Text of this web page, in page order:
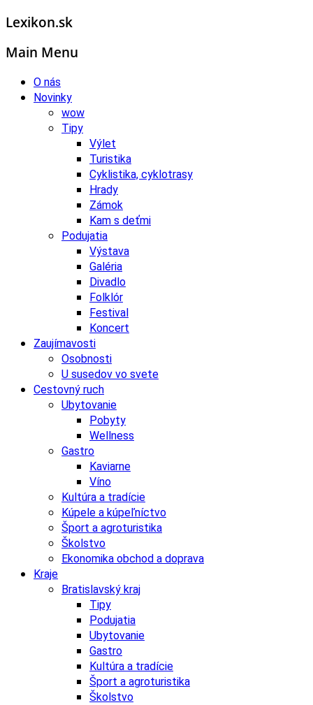
Lexikon.sk
Main Menu
O nás
Novinky
wow
Tipy
Výlet
Turistika
Cyklistika, cyklotrasy
Hrady
Zámok
Kam s deťmi
Podujatia
Výstava
Galéria
Divadlo
Folklór
Festival
Koncert
Zaujímavosti
Osobnosti
U susedov vo svete
Cestovný ruch
Ubytovanie
Pobyty
Wellness
Gastro
Kaviarne
Víno
Kultúra a tradície
Kúpele a kúpeľníctvo
Šport a agroturistika
Školstvo
Ekonomika obchod a doprava
Kraje
Bratislavský kraj
Tipy
Podujatia
Ubytovanie
Gastro
Kultúra a tradície
Šport a agroturistika
Školstvo